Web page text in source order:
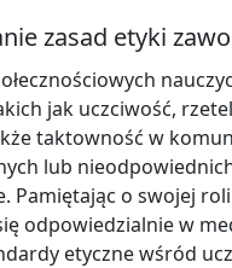
zasad etyki
jak uczciwość,
taktowność w
lub
Pamiętając o swojej
odpowiedzialnie w
etyczne wśród